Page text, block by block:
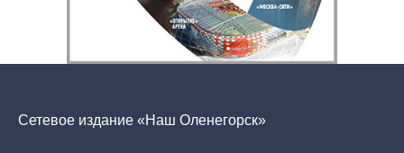
Сетевое издание «Наш Оленегорск»